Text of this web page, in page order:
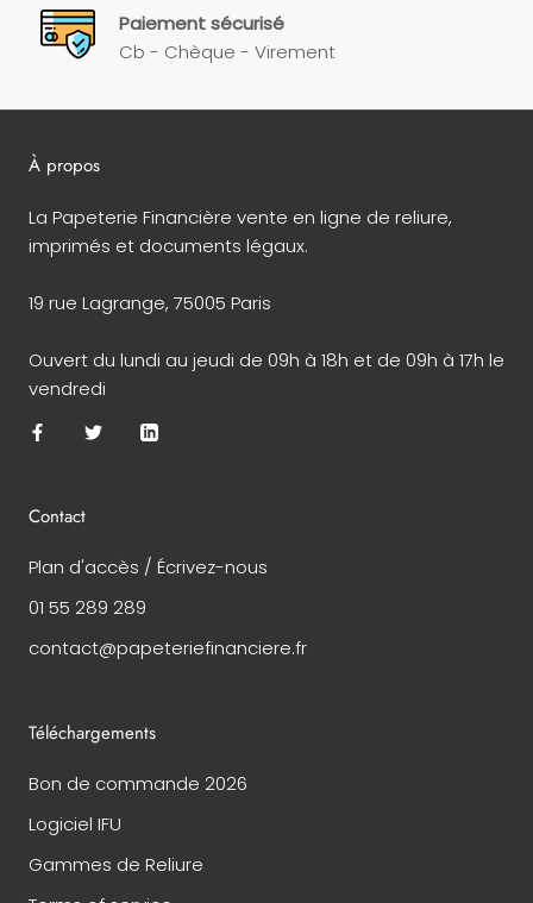
Paiement sécurisé
Cb - Chèque - Virement
À propos
La Papeterie Financière vente en ligne de reliure,
imprimés et documents légaux.
19 rue Lagrange, 75005 Paris
Ouvert du lundi au jeudi de 09h à 18h et de 09h à 17h le
vendredi
Contact
Plan d'accès / Écrivez-nous
01 55 289 289
contact@papeteriefinanciere.fr
Téléchargements
Bon de commande 2026
Logiciel IFU
Gammes de Reliure